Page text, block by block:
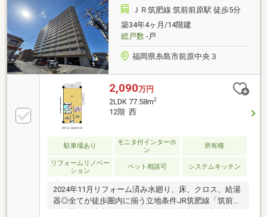
光と心地よい風の通り抜け。角部屋ならではのプライ
ベート感も魅力です。○憧れの糸島ライフ：海までの
お散歩や休日のドライブなど、自然を身近に感じる豊
かな暮らしが叶います。
ＪＲ筑肥線 筑前前原駅 徒歩5分
築34年4ヶ月/14階建
総戸数-戸
福岡県糸島市前原中央３
2,090万円
2LDK 77.58m2
12階 西
駐車場あり
モニタ付インターホ
ン
所有権
リフォームリノベー
ション
ペット相談可 システムキッチン
2024年11月リフォーム済み水廻り、床、クロス、給湯
器◎全てが徒歩圏内に揃う立地条件JR筑肥線「筑前前
原」駅まで徒歩６分前原小学校まで徒歩８分糸島市役